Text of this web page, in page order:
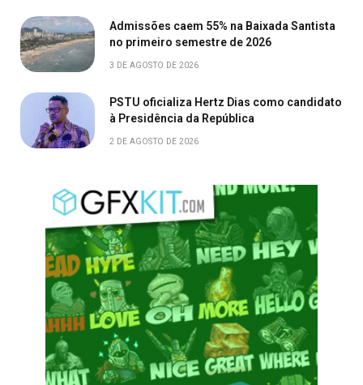
Admissões caem 55% na Baixada Santista
no primeiro semestre de 2026
3 DE AGOSTO DE 2026
PSTU oficializa Hertz Dias como candidato
à Presidência da República
2 DE AGOSTO DE 2026